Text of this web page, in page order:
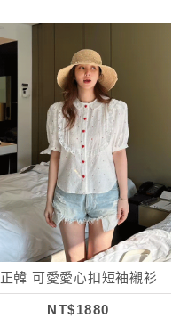
正韓 可愛愛心扣短袖襯衫
NT$1880